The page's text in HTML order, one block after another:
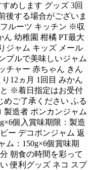
めします グッズ 3回
後する場合がございま
ルーツ キッチン ※収
幼稚園 柑橘 PT最大
ジャム キッズ メール
プルで美味しいジャム
チャー 赤ちゃん きん
12ヵ月 1回目 みかん
※着日指定はお受付
めご了承ください ふる
製造者 ポンカンジャム
個入賞味期限：製造
ー デコポンジャム 返
ム：150g×6個賞味期
朝食の時間を彩って
便利グッズ ネコ スプ